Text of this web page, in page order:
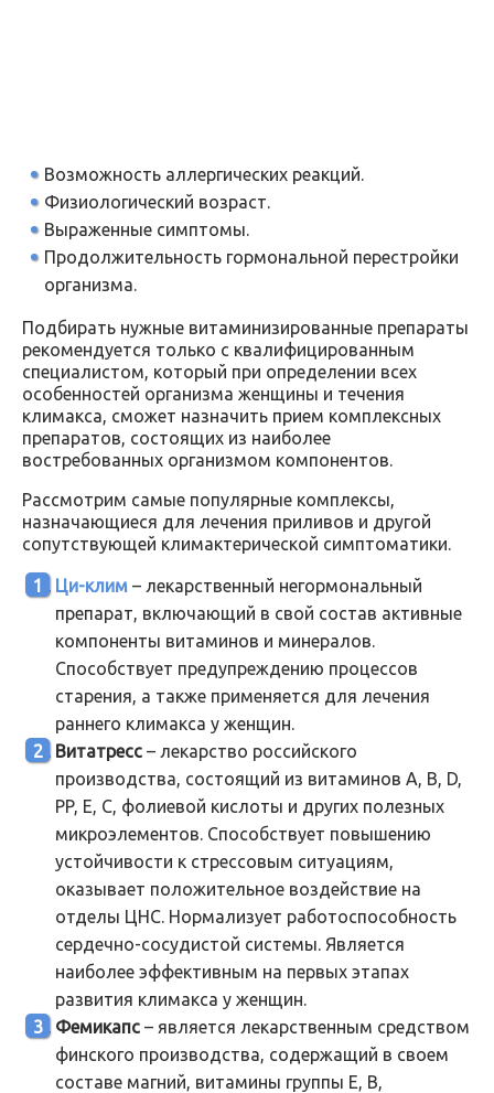
Возможность аллергических реакций.
Физиологический возраст.
Выраженные симптомы.
Продолжительность гормональной перестройки
организма.
Подбирать нужные витаминизированные препараты
рекомендуется только с квалифицированным
специалистом, который при определении всех
особенностей организма женщины и течения
климакса, сможет назначить прием комплексных
препаратов, состоящих из наиболее
востребованных организмом компонентов.
Рассмотрим самые популярные комплексы,
назначающиеся для лечения приливов и другой
сопутствующей климактерической симптоматики.
Ци-клим – лекарственный негормональный
препарат, включающий в свой состав активные
компоненты витаминов и минералов.
Способствует предупреждению процессов
старения, а также применяется для лечения
раннего климакса у женщин.
Витатресс – лекарство российского
производства, состоящий из витаминов A, B, D,
PP, E, C, фолиевой кислоты и других полезных
микроэлементов. Способствует повышению
устойчивости к стрессовым ситуациям,
оказывает положительное воздействие на
отделы ЦНС. Нормализует работоспособность
сердечно-сосудистой системы. Является
наиболее эффективным на первых этапах
развития климакса у женщин.
Фемикапс – является лекарственным средством
финского производства, содержащий в своем
составе магний, витамины группы E, B,